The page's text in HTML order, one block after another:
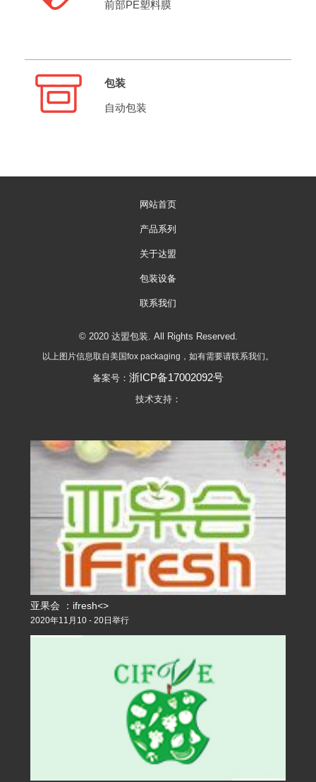
前部PE塑料膜
包装
自动包装
网站首页
产品系列
关于达盟
包装设备
联系我们
© 2020 达盟包装. All Rights Reserved.
以上图片信息取自美国fox packaging，如有需要请联系我们。
备案号： 浙ICP备17002092号
技术支持：
亚果会 ：ifresh<>
2020年11月10 - 20日举行